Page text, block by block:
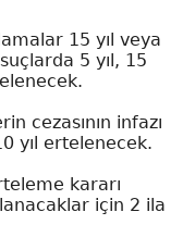
15 yıl veya
5 yıl, 15
cezasının infazı
yıl ertelenecek.
kararı
için 2 ila